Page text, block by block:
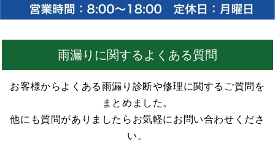
雨漏りに関するよくある質問
お客様からよくある雨漏り診断や修理に関するご質問を
まとめました。
他にも質問がありましたらお気軽にお問い合わせくださ
い。